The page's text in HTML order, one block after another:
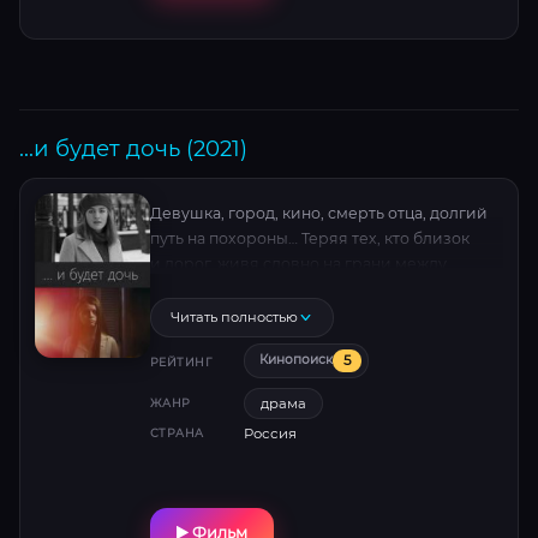
...и будет дочь (2021)
Девушка, город, кино, смерть отца, долгий
путь на похороны… Теряя тех, кто близок
себя и обретает желание жить дальше.
Читать полностью
РЕЙТИНГ Кинопоиск 5
ЖАНР драма
СТРАНА Россия
Фильм